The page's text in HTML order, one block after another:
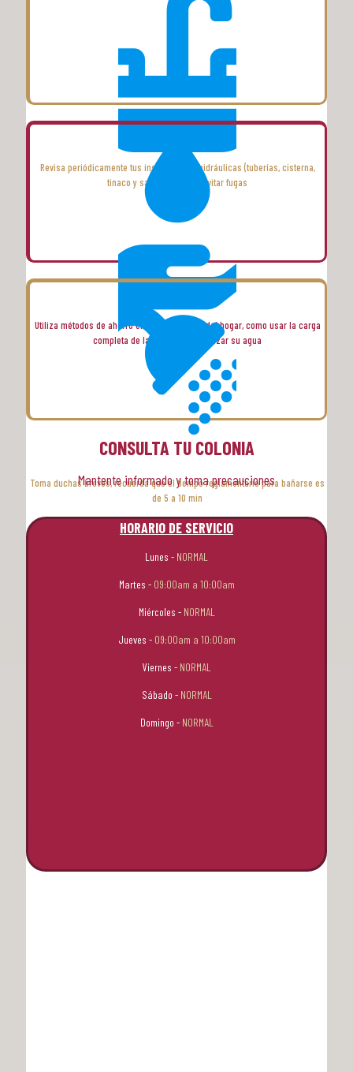
Revisa periódicamente tus instalaciones hidráulicas (tuberías, cisterna,
tinaco y sanitarios) para evitar fugas
Utiliza métodos de ahorro en cada actividad del hogar, como usar la carga
completa de la lavadora y reutilizar su agua
Toma duchas breves, recuerda que el tiempo reglamentario para bañarse es
de 5 a 10 min
CONSULTA TU COLONIA
Mantente informado y toma precauciones
HORARIO DE SERVICIO
Lunes - NORMAL
Martes - 09:00am a 10:00am
Miércoles - NORMAL
Jueves - 09:00am a 10:00am
Viernes - NORMAL
Sábado - NORMAL
Domingo - NORMAL